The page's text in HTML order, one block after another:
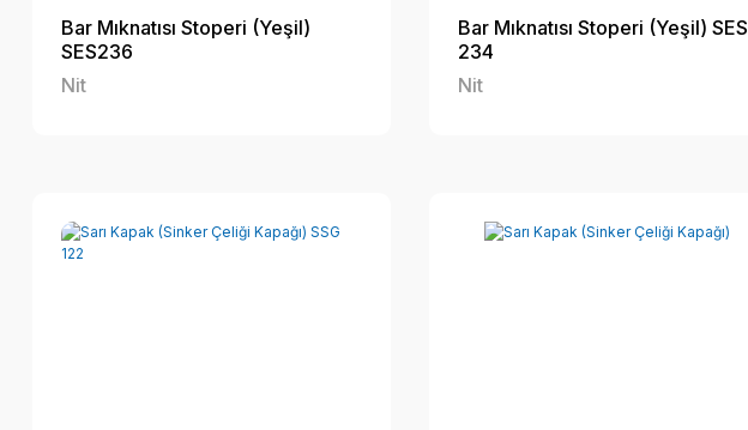
Bar Mıknatısı Stoperi (Yeşil)
SES236
Nit
Bar Mıknatısı Stoperi (Yeşil) SES
234
Nit